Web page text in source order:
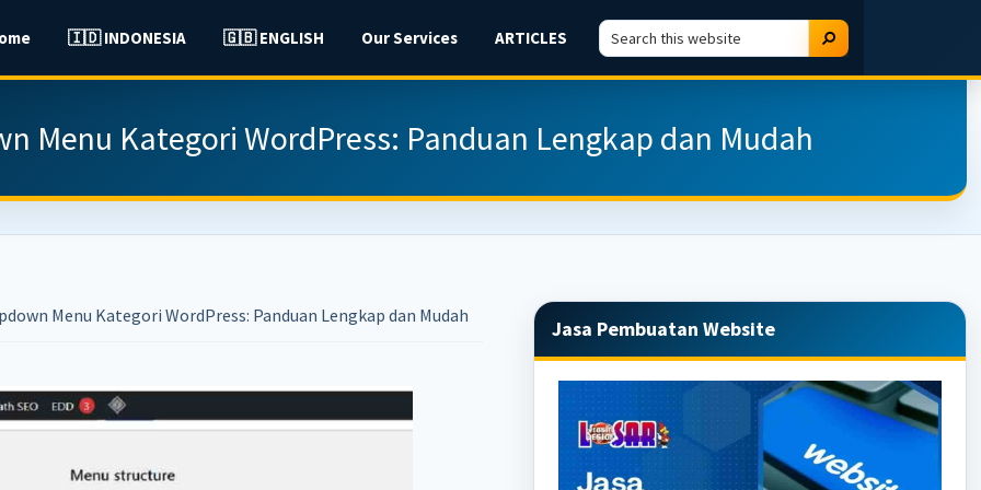
🇮🇩 INDONESIA 🇬🇧 ENGLISH Our Services ARTICLES
Search
this
website
Search
Menu Kategori WordPress: Panduan Lengkap dan Mudah
Menu Kategori WordPress: Panduan Lengkap dan Mudah
Primary
Sidebar
Jasa Pembuatan Website